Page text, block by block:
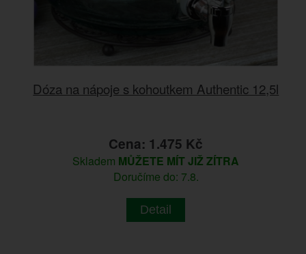
Dóza na nápoje s kohoutkem Authentic 12,5l
Cena: 1.475 Kč
Skladem MŮŽETE MÍT JIŽ ZÍTRA
Doručíme do: 7.8.
Detail